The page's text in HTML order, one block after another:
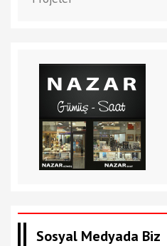
Sosyal Medyada Biz